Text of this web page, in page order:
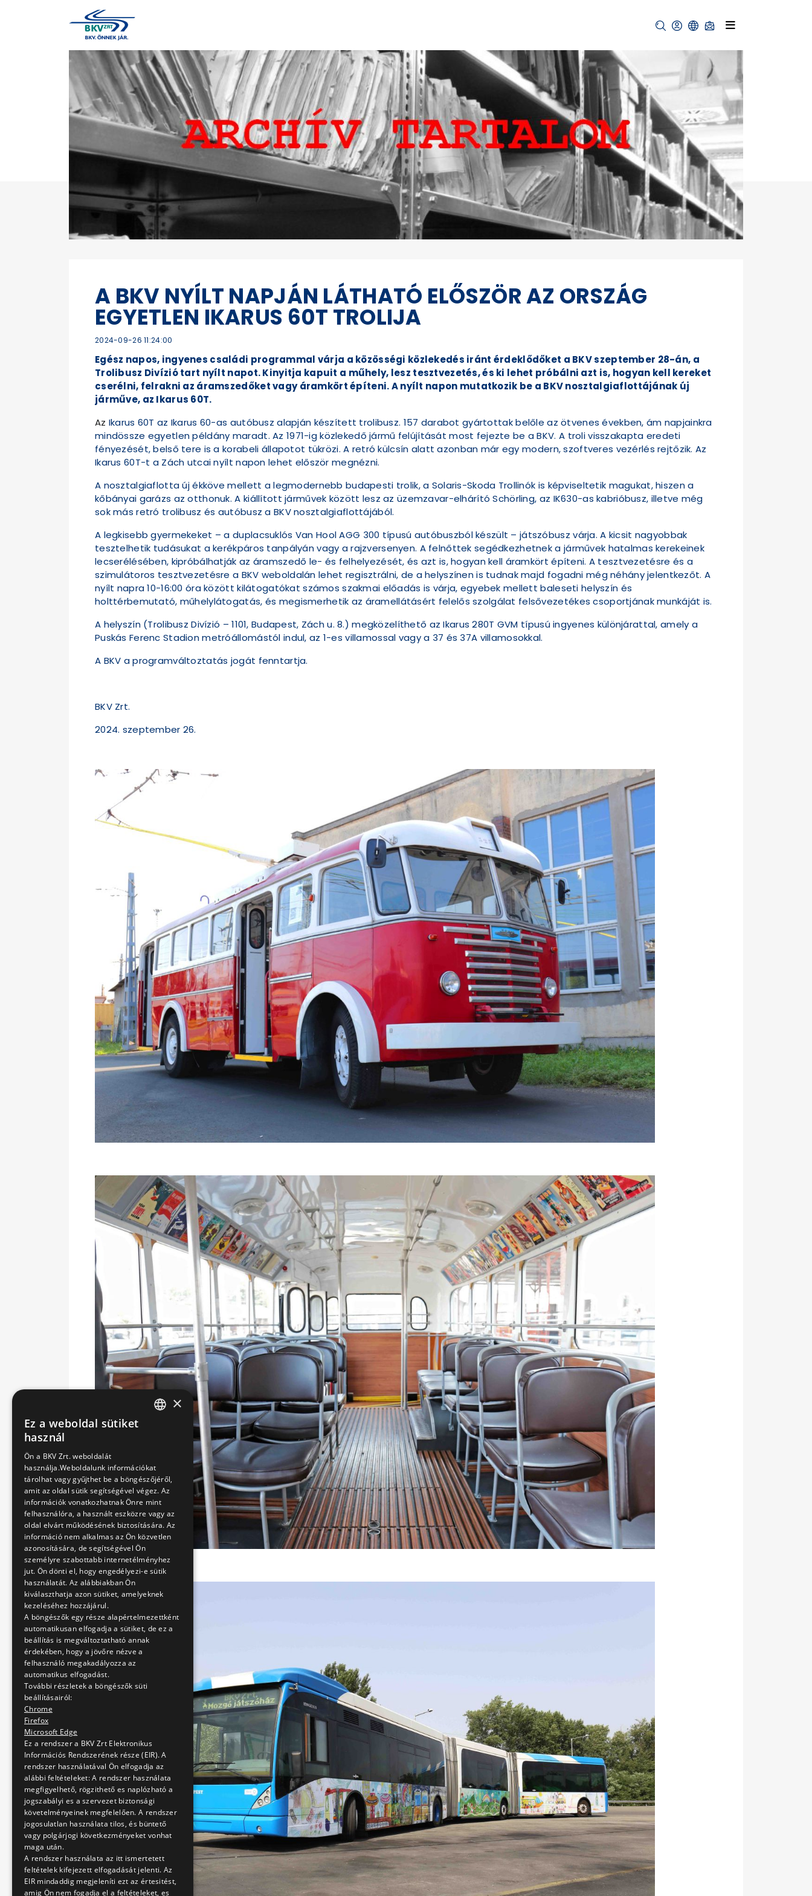
A BKV NYÍLT NAPJÁN LÁTHATÓ ELŐSZÖR AZ ORSZÁG
EGYETLEN IKARUS 60T TROLIJA
2024-09-26 11:24:00
Egész napos, ingyenes családi programmal várja a közösségi közlekedés iránt érdeklődőket a BKV szeptember 28-án, a
Trolibusz Divízió tart nyílt napot. Kinyitja kapuit a műhely, lesz tesztvezetés, és ki lehet próbálni azt is, hogyan kell kereket
cserélni, felrakni az áramszedőket vagy áramkört építeni. A nyílt napon mutatkozik be a BKV nosztalgiaflottájának új
járműve, az Ikarus 60T.
Az Ikarus 60T az Ikarus 60-as autóbusz alapján készített trolibusz. 157 darabot gyártottak belőle az ötvenes években, ám napjainkra
mindössze egyetlen példány maradt. Az 1971-ig közlekedő jármű felújítását most fejezte be a BKV. A troli visszakapta eredeti
fényezését, belső tere is a korabeli állapotot tükrözi. A retró külcsín alatt azonban már egy modern, szoftveres vezérlés rejtőzik. Az
Ikarus 60T-t a Zách utcai nyílt napon lehet először megnézni.
A nosztalgiaflotta új ékköve mellett a legmodernebb budapesti trolik, a Solaris-Skoda Trollinók is képviseltetik magukat, hiszen a
kőbányai garázs az otthonuk. A kiállított járművek között lesz az üzemzavar-elhárító Schörling, az IK630-as kabrióbusz, illetve még
sok más retró trolibusz és autóbusz a BKV nosztalgiaflottájából.
A legkisebb gyermekeket – a duplacsuklós Van Hool AGG 300 típusú autóbuszból készült – játszóbusz várja. A kicsit nagyobbak
tesztelhetik tudásukat a kerékpáros tanpályán vagy a rajzversenyen. A felnőttek segédkezhetnek a járművek hatalmas kerekeinek
lecserélésében, kipróbálhatják az áramszedő le- és felhelyezését, és azt is, hogyan kell áramkört építeni. A tesztvezetésre és a
szimulátoros tesztvezetésre a BKV weboldalán lehet regisztrálni, de a helyszínen is tudnak majd fogadni még néhány jelentkezőt. A
nyílt napra 10-16:00 óra között kilátogatókat számos szakmai előadás is várja, egyebek mellett baleseti helyszín és
holttérbemutató, műhelylátogatás, és megismerhetik az áramellátásért felelős szolgálat felsővezetékes csoportjának munkáját is.
A helyszín (Trolibusz Divízió – 1101, Budapest, Zách u. 8.) megközelíthető az Ikarus 280T GVM típusú ingyenes különjárattal, amely a
Puskás Ferenc Stadion metróállomástól indul, az 1-es villamossal vagy a 37 és 37A villamosokkal.
A BKV a programváltoztatás jogát fenntartja.
BKV Zrt.
2024. szeptember 26.
×
Ez a weboldal sütiket
használ
Ön a BKV Zrt. weboldalát
használja.Weboldalunk információkat
tárolhat vagy gyűjthet be a böngészőjéről,
amit az oldal sütik segítségével végez. Az
információk vonatkozhatnak Önre mint
felhasználóra, a használt eszközre vagy az
oldal elvárt működésének biztosítására. Az
információ nem alkalmas az Ön közvetlen
azonosítására, de segítségével Ön
személyre szabottabb internetélményhez
jut. Ön dönti el, hogy engedélyezi-e sütik
használatát. Az alábbiakban Ön
kiválaszthatja azon sütiket, amelyeknek
kezeléséhez hozzájárul.
A böngészők egy része alapértelmezettként
automatikusan elfogadja a sütiket, de ez a
beállítás is megváltoztatható annak
érdekében, hogy a jövőre nézve a
felhasználó megakadályozza az
automatikus elfogadást.
További részletek a böngészők süti
beállításairól:
Chrome
Firefox
Microsoft Edge
Ez a rendszer a BKV Zrt Elektronikus
Információs Rendszerének része (EIR). A
rendszer használatával Ön elfogadja az
alábbi feltételeket: A rendszer használata
megfigyelhető, rögzithető es naplózható a
jogszabályi es a szervezet biztonsági
követelményeinek megfelelően. A rendszer
jogosulatlan használata tilos, és büntető
vagy polgárjogi következményeket vonhat
maga után.
A rendszer használata az itt ismertetett
feltételek kifejezett elfogadását jelenti. Az
EIR mindaddig megjeleníti ezt az értesitést,
amig Ön nem fogadja el a feltételeket, es